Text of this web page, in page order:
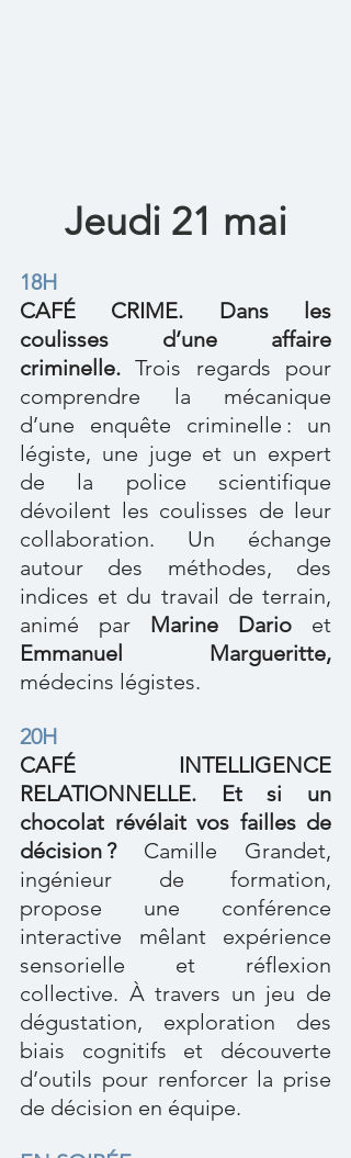
Jeudi 21 mai
18H
CAFÉ CRIME. Dans les
coulisses d’une affaire
criminelle. Trois regards pour
comprendre la mécanique
d’une enquête criminelle : un
légiste, une juge et un expert
de la police scientifique
dévoilent les coulisses de leur
collaboration. Un échange
autour des méthodes, des
indices et du travail de terrain,
animé par Marine Dario
Emmanuel Margueritte,
médecins légistes.
20H
CAFÉ INTELLIGENCE
RELATIONNELLE. Et si un
chocolat révélait vos failles de
décision ? Camille Grandet,
ingénieur de formation,
propose une conférence
interactive mêlant expérience
sensorielle et réflexion
collective. À travers un jeu de
dégustation, exploration des
biais cognitifs et découverte
d’outils pour renforcer la prise
de décision en équipe.